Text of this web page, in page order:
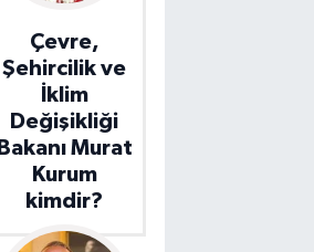
Çevre,
Şehircilik ve
İklim
Değişikliği
Bakanı Murat
Kurum
kimdir?